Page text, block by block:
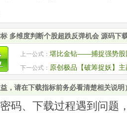
多维度判断个股超跌反弹机会 源码下
上一公式： 堪比金钻——捕捉强势股
股
下一公式： 原创极品【破筹捉妖】
妖股一网打尽 源码
，请在下载指标前务必看清楚相关说明
码、下载过程遇到问题